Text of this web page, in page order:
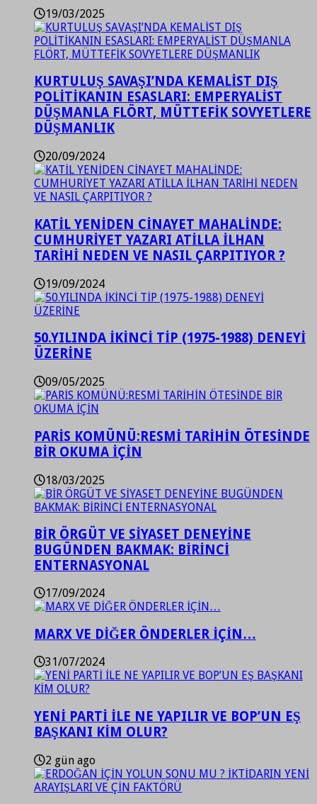
19/03/2025
KURTULUŞ SAVAŞI’NDA KEMALİST DIŞ
POLİTİKANIN ESASLARI: EMPERYALİST
DÜŞMANLA FLÖRT, MÜTTEFİK SOVYETLERE
DÜŞMANLIK
20/09/2024
KATİL YENİDEN CİNAYET MAHALİNDE:
CUMHURİYET YAZARI ATİLLA İLHAN
TARİHİ NEDEN VE NASIL ÇARPITIYOR ?
19/09/2024
50.YILINDA İKİNCİ TİP (1975-1988) DENEYİ
ÜZERİNE
09/05/2025
PARİS KOMÜNÜ:RESMİ TARİHİN ÖTESİNDE
BİR OKUMA İÇİN
18/03/2025
BİR ÖRGÜT VE SİYASET DENEYİNE
BUGÜNDEN BAKMAK: BİRİNCİ
ENTERNASYONAL
17/09/2024
MARX VE DİĞER ÖNDERLER İÇİN…
31/07/2024
YENİ PARTİ İLE NE YAPILIR VE BOP’UN EŞ
BAŞKANI KİM OLUR?
2 gün ago